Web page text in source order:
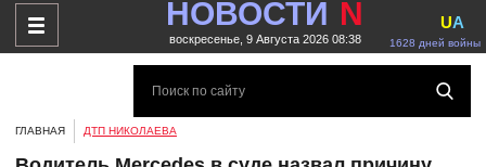
НОВОСТИ N
воскресенье, 9 Августа 2026 08:38 1628 дней войны
UA
ГЛАВНАЯ ДТП НИКОЛАЕВА